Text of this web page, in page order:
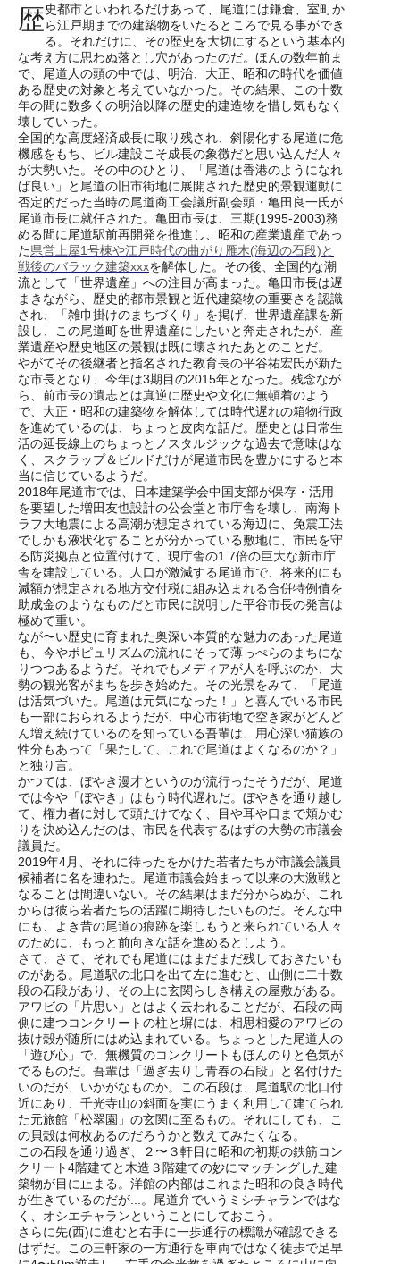
歴史都市といわれるだけあって、尾道には鎌倉、室町か
ら江戸期までの建築物をいたるところで見る事ができ
る。それだけに、その歴史を大切にするという基本的
な考え方に思わぬ落とし穴があったのだ。ほんの数年前ま
で、尾道人の頭の中では、明治、大正、昭和の時代を価値
ある歴史の対象と考えていなかった。その結果、この十数
年の間に数多くの明治以降の歴史的建造物を惜し気もなく
壊していった。
全国的な高度経済成長に取り残され、斜陽化する尾道に危
機感をもち、ビル建設こそ成長の象徴だと思い込んだ人々
が大勢いた。その中のひとり、「尾道は香港のようになれ
ば良い」と尾道の旧市街地に展開された歴史的景観運動に
否定的だった当時の尾道商工会議所副会頭・亀田良一氏が
尾道市長に就任された。亀田市長は、三期(1995-2003)務
める間に尾道駅前再開発を推進し、昭和の産業遺産であっ
た県営上屋1号棟や江戸時代の曲がり雁木(海辺の石段)と
戦後のバラック建築xxxを解体した。その後、全国的な潮
流として「世界遺産」への注目が高まった。亀田市長は遅
まきながら、歴史的都市景観と近代建築物の重要さを認識
され、「雑巾掛けのまちづくり」を掲げ、世界遺産課を新
設し、この尾道町を世界遺産にしたいと奔走されたが、産
業遺産や歴史地区の景観は既に壊されたあとのことだ。
やがてその後継者と指名された教育長の平谷祐宏氏が新た
な市長となり、今年は3期目の2015年となった。残念なが
ら、前市長の遺志とは真逆に歴史や文化に無頓着のよう
で、大正・昭和の建築物を解体しては時代遅れの箱物行政
を進めているのは、ちょっと皮肉な話だ。歴史とは日常生
活の延長線上のちょっとノスタルジックな過去で意味はな
く、スクラップ＆ビルドだけが尾道市民を豊かにすると本
当に信じているようだ。
2018年尾道市では、日本建築学会中国支部が保存・活用
を要望した増田友也設計の公会堂と市庁舎を壊し、南海ト
ラフ大地震による高潮が想定されている海辺に、免震工法
でしかも液状化することが分かっている敷地に、市民を守
る防災拠点と位置付けて、現庁舎の1.7倍の巨大な新市庁
舎を建設している。人口が激減する尾道市で、将来的にも
減額が想定される地方交付税に組み込まれる合併特例債を
助成金のようなものだと市民に説明した平谷市長の発言は
極めて重い。
なが〜い歴史に育まれた奥深い本質的な魅力のあった尾道
も、今やポピュリズムの流れにそって薄っぺらのまちにな
りつつあるようだ。それでもメディアが人を呼ぶのか、大
勢の観光客がまちを歩き始めた。その光景をみて、「尾道
は活気づいた。尾道は元気になった！」と喜んでいる市民
も一部におられるようだが、中心市街地で空き家がどんど
ん増え続けているのを知っている吾輩は、用心深い猫族の
性分もあって「果たして、これで尾道はよくなるのか？」
と独り言。
かつては、ぼやき漫才というのが流行ったそうだが、尾道
では今や「ぼやき」はもう時代遅れだ。ぼやきを通り越し
て、権力者に対して頭だけでなく、目や耳や口まで頬かむ
りを決め込んだのは、市民を代表するはずの大勢の市議会
議員だ。
2019年4月、それに待ったをかけた若者たちが市議会議員
候補者に名を連ねた。尾道市議会始まって以来の大激戦と
なることは間違いない。その結果はまだ分からぬが、これ
からは彼ら若者たちの活躍に期待したいものだ。そんな中
にも、よき昔の尾道の痕跡を楽しもうと来られている人々
のために、もっと前向きな話を進めるとしよう。
さて、さて、それでも尾道にはまだまだ残しておきたいも
のがある。尾道駅の北口を出て左に進むと、山側に二十数
段の石段があり、その上に玄関らしき構えの屋敷がある。
アワビの「片思い」とはよく云われることだが、石段の両
側に建つコンクリートの柱と塀には、相思相愛のアワビの
抜け殻が随所にはめ込まれている。ちょっとした尾道人の
「遊び心」で、無機質のコンクリートもほんのりと色気が
でるものだ。吾輩は「過ぎ去りし青春の石段」と名付けた
いのだが、いかがなものか。この石段は、尾道駅の北口付
近にあり、千光寺山の斜面を実にうまく利用して建てられ
た元旅館「松翠園」の玄関に至るもの。それにしても、こ
の貝殻は何枚あるのだろうかと数えてみたくなる。
この石段を通り過ぎ、２〜３軒目に昭和の初期の鉄筋コン
クリート4階建てと木造３階建ての妙にマッチングした建
築物が目に止まる。洋館の内部はこれまた昭和の良き時代
が生きているのだが...。尾道弁でいうミシチャランではな
く、オシエチャランということにしておこう。
さらに先(西)に進むと右手に一歩通行の標識が確認できる
はずだ。この三軒家の一方通行を車両ではなく徒歩で足早